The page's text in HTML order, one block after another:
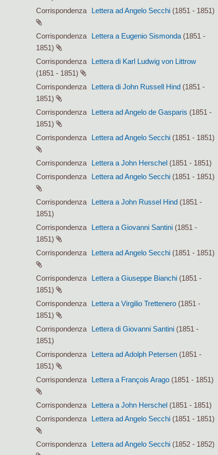
Corrispondenza
Lettera ad Angelo Secchi (1851 - 1851)
Corrispondenza Lettera a Eugenio Sismonda (1851 -
1851)
Corrispondenza
Lettera di Karl Ludwig von Littrow
(1851 - 1851)
Corrispondenza
Lettera di John Russell Hind (1851 -
1851)
Corrispondenza
Lettera ad Angelo de Gasparis (1851 -
1851)
Corrispondenza
Lettera ad Angelo Secchi (1851 - 1851)
Corrispondenza Lettera a John Herschel (1851 - 1851)
Corrispondenza
Lettera ad Angelo Secchi (1851 - 1851)
Corrispondenza Lettera a John Russel Hind (1851 -
1851)
Corrispondenza
Lettera a Giovanni Santini (1851 -
1851)
Corrispondenza
Lettera ad Angelo Secchi (1851 - 1851)
Corrispondenza Lettera a Giuseppe Bianchi (1851 -
1851)
Corrispondenza
Lettera a Virgilio Trettenero (1851 -
1851)
Corrispondenza
Lettera di Giovanni Santini (1851 -
1851)
Corrispondenza
Lettera ad Adolph Petersen (1851 -
1851)
Corrispondenza
Lettera a François Arago (1851 - 1851)
Corrispondenza Lettera a John Herschel (1851 - 1851)
Corrispondenza
Lettera ad Angelo Secchi (1851 - 1851)
Corrispondenza Lettera ad Angelo Secchi (1852 - 1852)